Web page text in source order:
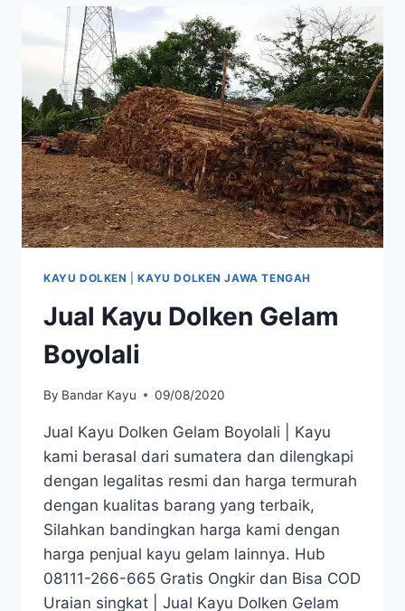
KEBUMEN
KAYU DOLKEN |KAYU DOLKEN JAWA TENGAH
Jual Kayu Dolken Gelam
Boyolali
By Bandar Kayu 09/08/2020
Jual Kayu Dolken Gelam Boyolali | Kayu
kami berasal dari sumatera dan dilengkapi
dengan legalitas resmi dan harga termurah
dengan kualitas barang yang terbaik,
Silahkan bandingkan harga kami dengan
harga penjual kayu gelam lainnya. Hub
08111-266-665 Gratis Ongkir dan Bisa COD
Uraian singkat | Jual Kayu Dolken Gelam